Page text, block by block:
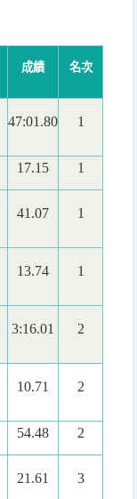
成績 名次
47:01.80 1
17.15 1
41.07 1
13.74 1
3:16.01 2
10.71 2
54.48 2
21.61 3